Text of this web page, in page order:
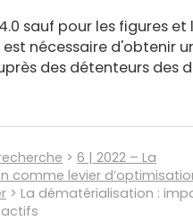
sauf pour les figures et
est nécessaire d'obtenir
des détenteurs des
> 6 | 2022 – La
comme levier
> La dématérialisation :